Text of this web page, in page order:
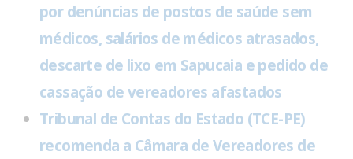
por denúncias de postos de saúde sem
médicos, salários de médicos atrasados,
descarte de lixo em Sapucaia e pedido de
cassação de vereadores afastados
Tribunal de Contas do Estado (TCE-PE)
recomenda a Câmara de Vereadores de